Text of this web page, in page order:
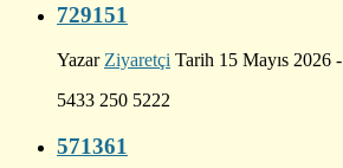
729151
Yazar Ziyaretçi Tarih 15 Mayıs 2026 -
5433 250 5222
571361